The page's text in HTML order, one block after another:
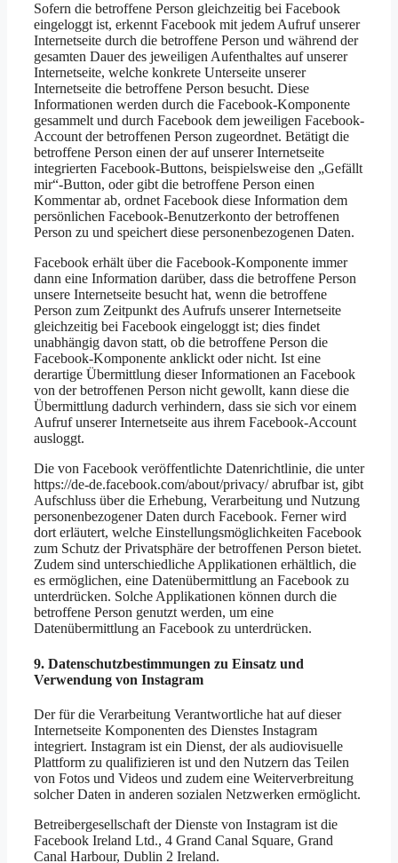
Sofern die betroffene Person gleichzeitig bei Facebook
eingeloggt ist, erkennt Facebook mit jedem Aufruf unserer
Internetseite durch die betroffene Person und während der
gesamten Dauer des jeweiligen Aufenthaltes auf unserer
Internetseite, welche konkrete Unterseite unserer
Internetseite die betroffene Person besucht. Diese
Informationen werden durch die Facebook-Komponente
gesammelt und durch Facebook dem jeweiligen Facebook-
Account der betroffenen Person zugeordnet. Betätigt die
betroffene Person einen der auf unserer Internetseite
integrierten Facebook-Buttons, beispielsweise den „Gefällt
mir“-Button, oder gibt die betroffene Person einen
Kommentar ab, ordnet Facebook diese Information dem
persönlichen Facebook-Benutzerkonto der betroffenen
Person zu und speichert diese personenbezogenen Daten.
Facebook erhält über die Facebook-Komponente immer
dann eine Information darüber, dass die betroffene Person
unsere Internetseite besucht hat, wenn die betroffene
Person zum Zeitpunkt des Aufrufs unserer Internetseite
gleichzeitig bei Facebook eingeloggt ist; dies findet
unabhängig davon statt, ob die betroffene Person die
Facebook-Komponente anklickt oder nicht. Ist eine
derartige Übermittlung dieser Informationen an Facebook
von der betroffenen Person nicht gewollt, kann diese die
Übermittlung dadurch verhindern, dass sie sich vor einem
Aufruf unserer Internetseite aus ihrem Facebook-Account
ausloggt.
Die von Facebook veröffentlichte Datenrichtlinie, die unter
https://de-de.facebook.com/about/privacy/ abrufbar ist, gibt
Aufschluss über die Erhebung, Verarbeitung und Nutzung
personenbezogener Daten durch Facebook. Ferner wird
dort erläutert, welche Einstellungsmöglichkeiten Facebook
zum Schutz der Privatsphäre der betroffenen Person bietet.
Zudem sind unterschiedliche Applikationen erhältlich, die
es ermöglichen, eine Datenübermittlung an Facebook zu
unterdrücken. Solche Applikationen können durch die
betroffene Person genutzt werden, um eine
Datenübermittlung an Facebook zu unterdrücken.
9. Datenschutzbestimmungen zu Einsatz und
Verwendung von Instagram
Der für die Verarbeitung Verantwortliche hat auf dieser
Internetseite Komponenten des Dienstes Instagram
integriert. Instagram ist ein Dienst, der als audiovisuelle
Plattform zu qualifizieren ist und den Nutzern das Teilen
von Fotos und Videos und zudem eine Weiterverbreitung
solcher Daten in anderen sozialen Netzwerken ermöglicht.
Betreibergesellschaft der Dienste von Instagram ist die
Facebook Ireland Ltd., 4 Grand Canal Square, Grand
Canal Harbour, Dublin 2 Ireland.